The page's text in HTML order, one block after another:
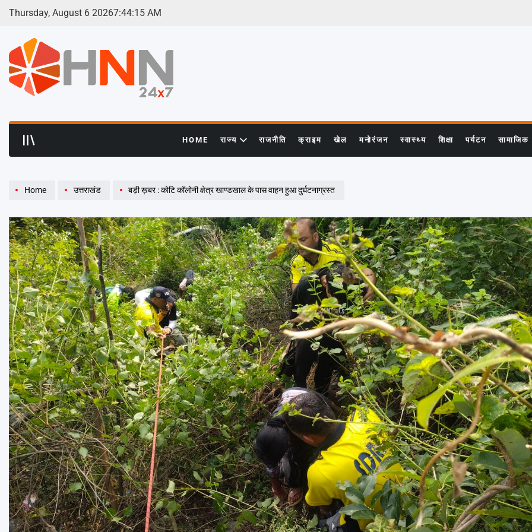
Skip
Thursday, August 6 20267:44:16 AM
HOME राज्य राजनीति क्राइम खेल मनोरंजन स्वास्थ्य शिक्षा पर्यटन सामाजिक
Home उत्तराखंड बड़ी ख़बर : कोटि कॉलोनी क्षेत्र खाण्डखाल के पास वाहन हुआ दुर्घटनाग्रस्त